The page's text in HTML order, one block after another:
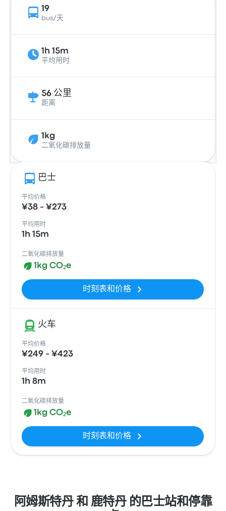
19
bus/天
1h 15m
平均用时
56 公里
距离
1kg
二氧化碳排放量
巴士
平均价格
¥38 - ¥273
平均用时
1h 15m
二氧化碳排放量
1kg CO₂e
时刻表和价格
火车
平均价格
¥249 - ¥423
平均用时
1h 8m
二氧化碳排放量
1kg CO₂e
时刻表和价格
阿姆斯特丹 和 鹿特丹 的巴士站和停靠